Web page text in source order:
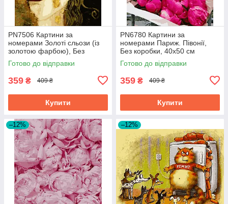
PN7506 Картини за
номерами Золоті сльози (із
золотою фарбою), Без
коробки, 40х50 см
Готово до відправки
359 ₴ 409 ₴
Купити
PN6780 Картини за
номерами Париж. Півонії,
Без коробки, 40х50 см
Готово до відправки
359 ₴ 409 ₴
Купити
–12% –12%